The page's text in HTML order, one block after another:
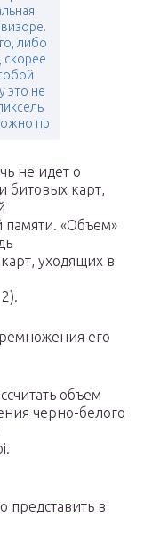
либо
скорее
это не
пр
не идет о
битовых карт,
«Объем»
уходящих в
его
объем
черно-белого
представить в